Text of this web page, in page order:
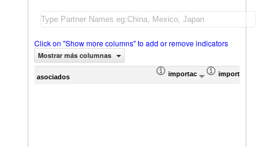
Click on "Show more columns" to add or remove indicators
Mostrar más columnas
asociados importación Valor del comercio
importación